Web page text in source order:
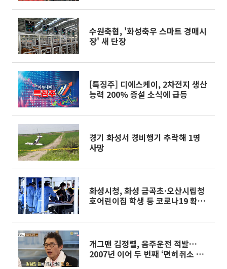
수원축협, '화성축우 스마트 경매시
장' 새 단장
[특징주] 디에스케이, 2차전지 생산
능력 200% 증설 소식에 급등
경기 화성서 경비행기 추락해 1명
사망
화성시청, 화성 금곡초·오산시립청
호어린이집 학생 등 코로나19 확진
개그맨 김정렬, 음주운전 적발…
2007년 이어 두 번째 ‘면허취소 수